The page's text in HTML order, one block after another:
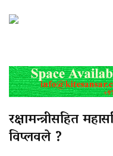
रक्षामन्त्रीसहित
विप्लवले ?